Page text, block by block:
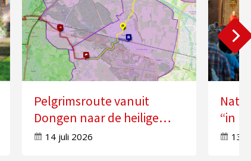
Pelgrimsroute vanuit
Dongen naar de heilige
Anna in Molenschot
14 juli 2026
“in
13